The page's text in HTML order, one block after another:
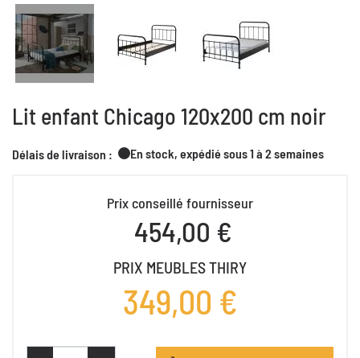
Lit enfant Chicago 120x200 cm noir
Délais de livraison : En stock, expédié sous 1 à 2 semaines
Prix conseillé fournisseur
454,00 €
PRIX MEUBLES THIRY
349,00 €